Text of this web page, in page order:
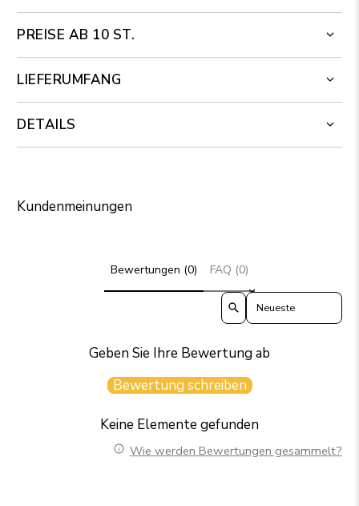
PREISE AB 10 ST.
LIEFERUMFANG
DETAILS
Kundenmeinungen
Bewertungen (0) FAQ (0)
Sort reviews by
Geben Sie Ihre Bewertung ab
Bewertung schreiben
Keine Elemente gefunden
Wie werden Bewertungen gesammelt?